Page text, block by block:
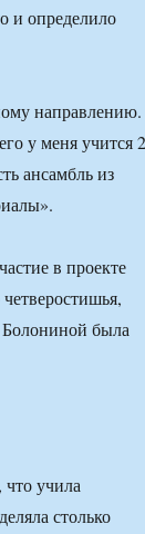
и определило
направлению.
у меня учится
ансамбль из
в проекте
Болониной была
что учила
столько